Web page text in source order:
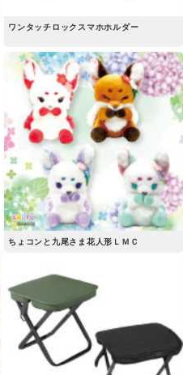
ワンタッチロックスマホホルダー
ちょコンと九尾さま花人形ＬＭＣ